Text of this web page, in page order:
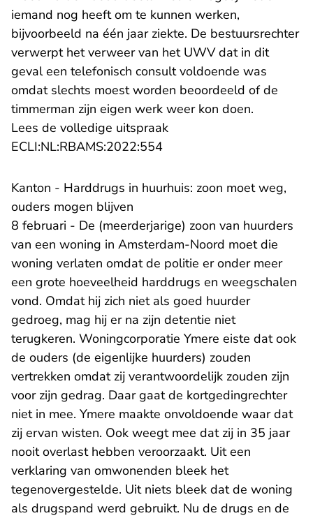
iemand nog heeft om te kunnen werken,
bijvoorbeeld na één jaar ziekte. De bestuursrechter
verwerpt het verweer van het UWV dat in dit
geval een telefonisch consult voldoende was
omdat slechts moest worden beoordeeld of de
timmerman zijn eigen werk weer kon doen.
Lees de volledige uitspraak
ECLI:NL:RBAMS:2022:554- U verlaat Rechtspraak.nl
Kanton - Harddrugs in huurhuis: zoon moet weg,
ouders mogen blijven
8 februari - De (meerderjarige) zoon van huurders
van een woning in Amsterdam-Noord moet die
woning verlaten omdat de politie er onder meer
een grote hoeveelheid harddrugs en weegschalen
vond. Omdat hij zich niet als goed huurder
gedroeg, mag hij er na zijn detentie niet
terugkeren. Woningcorporatie Ymere eiste dat ook
de ouders (de eigenlijke huurders) zouden
vertrekken omdat zij verantwoordelijk zouden zijn
voor zijn gedrag. Daar gaat de kortgedingrechter
niet in mee. Ymere maakte onvoldoende waar dat
zij ervan wisten. Ook weegt mee dat zij in 35 jaar
nooit overlast hebben veroorzaakt. Uit een
verklaring van omwonenden bleek het
tegenovergestelde. Uit niets bleek dat de woning
als drugspand werd gebruikt. Nu de drugs en de